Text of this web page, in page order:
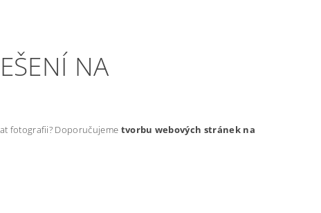
NA
fotografii? Doporučujeme tvorbu webových stránek na